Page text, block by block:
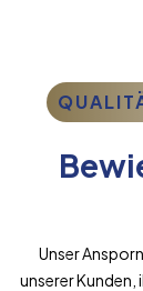
Unser
unserer Kunden,